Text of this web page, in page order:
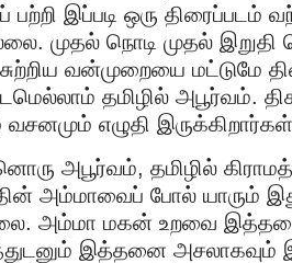
பற்றி இப்படி ஒரு திரைப்படம்
முதல் நொடி முதல்
வன்முறையை மட்டுமே
தமிழில் அபூர்வம்.
எழுதி
அபூர்வம், தமிழில்
அம்மாவைப் போல் யாரும்
அம்மா மகன் உறவை
இத்தனை